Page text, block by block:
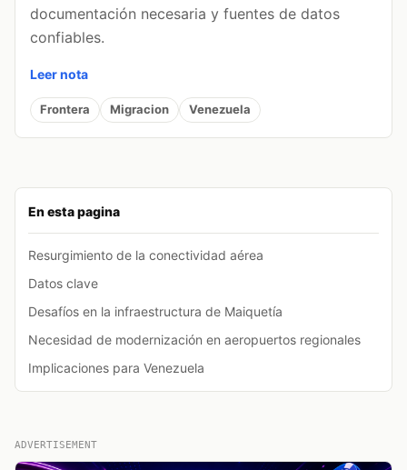
En esta pagina
Resurgimiento de la conectividad aérea
Datos clave
Desafíos en la infraestructura de Maiquetía
Necesidad de modernización en aeropuertos regionales
Implicaciones para Venezuela
documentación necesaria y fuentes de datos
confiables.
Leer nota
Frontera Migracion Venezuela
ADVERTISEMENT